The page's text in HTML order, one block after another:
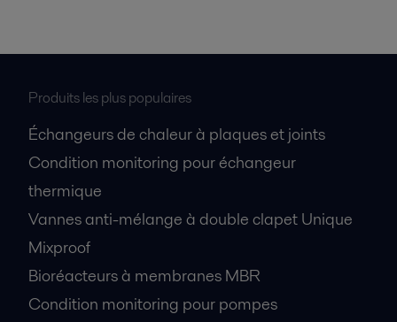
Produits les plus populaires
Échangeurs de chaleur à plaques et joints
Condition monitoring pour échangeur
thermique
Vannes anti-mélange à double clapet Unique
Mixproof
Bioréacteurs à membranes MBR
Condition monitoring pour pompes